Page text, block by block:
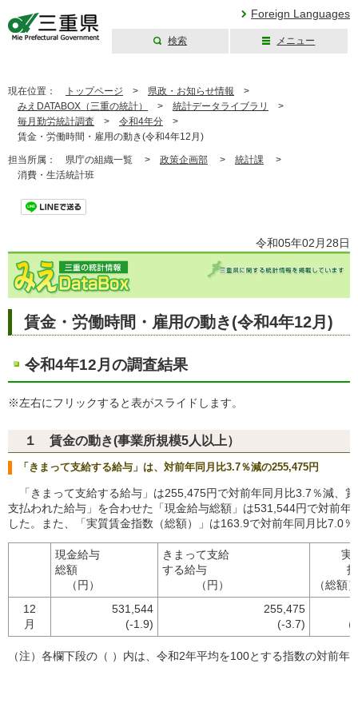
Foreign Languages
検索 メニュー
現在位置： トップページ > 県政・お知らせ情報 >
みえDATABOX（三重の統計）
> 統計データライブラリ
>
毎月勤労統計調査 > 令和4年分 >
賃金・労働時間・雇用の動き(令和4年12月)
担当所属： 県庁の組織一覧 > 政策企画部 > 統計課 >
消費・生活統計班
令和05年02月28日
賃金・労働時間・雇用の動き(令和4年12月)
令和4年12月の調査結果
※左右にフリックすると表がスライドします。
１ 賃金の動き(事業所規模5人以上）
「きまって支給する給与」は、対前年同月比3.7％減の255,475円
「きまって支給する給与」は255,475円で対前年同月比3.7％減、
支払われた給与」を合わせた「現金給与総額」は531,544円で対前年
した。また、「実質賃金指数（総額）」は163.9で対前年同月比7.0
現金給与
総額
（円）
きまって支給
する給与
（円）
実
（総額）
12
月
531,544
(-1.9)
255,475
(-3.7)
（注）各欄下段の（ ）内は、令和2年平均を100とする指数の対前年